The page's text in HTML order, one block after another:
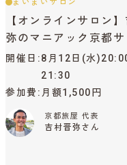
【オンラインサロン
弥のマニアック京都サ
開催日
8月12日(水
21:30
参加費
月額1,500円
京都旅屋 代表
吉村晋弥さん